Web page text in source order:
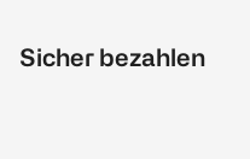
Sicher bezahlen